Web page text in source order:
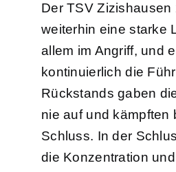
Der TSV Zizishausen
weiterhin eine starke
allem im Angriff, und
kontinuierlich die
Rückstands gaben
nie auf und kämpften
Schluss. In der
die Konzentration